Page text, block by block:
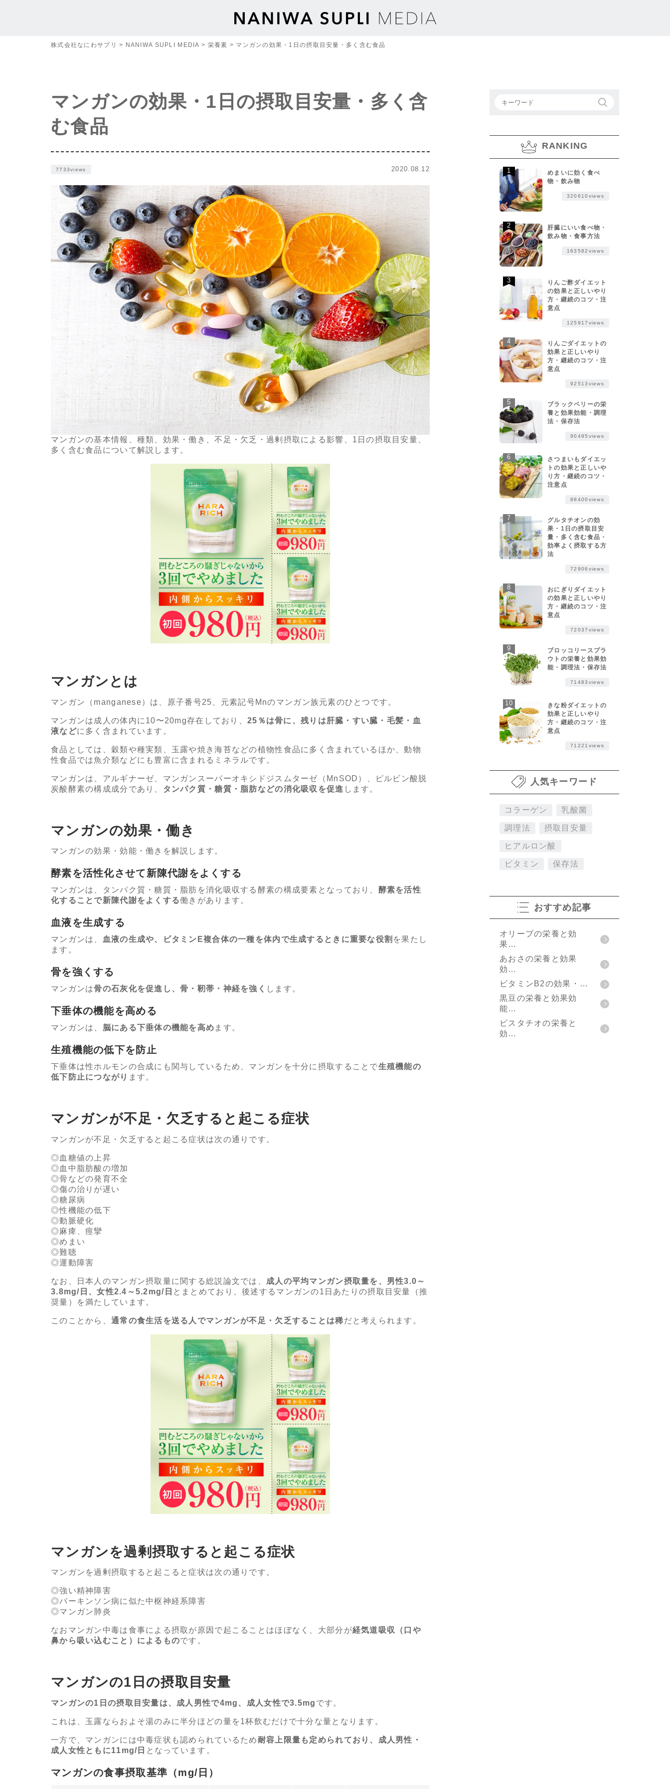
株式会社なにわサプリ > NANIWA SUPLI MEDIA > 栄養素 > マンガンの効果・1日の摂取目安量・多く含む食品
マンガンの効果・1日の摂取目安量・多く含
む食品
7733views 2020.08.12
マンガンの基本情報、種類、効果・働き、不足・欠乏・過剰摂取による影響、1日の摂取目安量、
多く含む食品について解説します。
マンガンとは
マンガン（manganese）は、原子番号25、元素記号Mnのマンガン族元素のひとつです。
マンガンは成人の体内に10〜20mg存在しており、 25％は骨に、残りは肝臓・すい臓・毛髪・血
液などに多く含まれています。
食品としては、穀類や種実類、玉露や焼き海苔などの植物性食品に多く含まれているほか、動物
性食品では魚介類などにも豊富に含まれるミネラルです。
マンガンは、アルギナーゼ、マンガンスーパーオキシドジスムターゼ（MnSOD）、ピルビン酸脱
炭酸酵素の構成成分であり、
タンパク質・糖質・脂肪などの消化吸収を促進 します。
マンガンの効果・働き
マンガンの効果・効能・働きを解説します。
酵素を活性化させて新陳代謝をよくする
マンガンは、タンパク質・糖質・脂肪を消化吸収する酵素の構成要素となっており、 酵素を活性
化することで新陳代謝をよくする働きがあります。
血液を生成する
マンガンは、 血液の生成や、ビタミンE複合体の一種を体内で生成するときに重要な役割 を果たし
ます。
骨を強くする
マンガンは骨の石灰化を促進し、骨・靭帯・神経を強く します。
下垂体の機能を高める
マンガンは、 脳にある下垂体の機能を高め ます。
生殖機能の低下を防止
下垂体は性ホルモンの合成にも関与しているため、マンガンを十分に摂取することで生殖機能の
低下防止につながり ます。
マンガンが不足・欠乏すると起こる症状
マンガンが不足・欠乏すると起こる症状は次の通りです。
血糖値の上昇
血中脂肪酸の増加
骨などの発育不全
傷の治りが遅い
糖尿病
性機能の低下
動脈硬化
麻痺、痙攣
めまい
難聴
運動障害
なお、日本人のマンガン摂取量に関する総説論文では、 成人の平均マンガン摂取量を、男性3.0～
3.8mg/日、女性2.4～5.2mg/日 とまとめており、後述するマンガンの1日あたりの摂取目安量（推
奨量）を満たしています。
このことから、 通常の食生活を送る人でマンガンが不足・欠乏することは稀だと考えられます。
マンガンを過剰摂取すると起こる症状
マンガンを過剰摂取すると起こると症状は次の通りです。
強い精神障害
パーキンソン病に似た中枢神経系障害
マンガン肺炎
なおマンガン中毒は食事による摂取が原因で起こることはほぼなく、大部分が経気道吸収（口や
鼻から吸い込むこと）によるものです。
マンガンの1日の摂取目安量
マンガンの1日の摂取目安量は、成人男性で4mg、成人女性で3.5mg です。
これは、玉露ならおよそ湯のみに半分ほどの量を1杯飲むだけで十分な量となります。
一方で、マンガンには中毒症状も認められているため耐容上限量も定められており、成人男性・
成人女性ともに11mg/日 となっています。
マンガンの食事摂取基準（mg/日）
RANKING
めまいに効く食べ
物・飲み物
320610views
肝臓にいい食べ物・
飲み物・食事方法
163582views
りんご酢ダイエット
の効果と正しいやり
方・継続のコツ・注
意点
125917views
りんごダイエットの
効果と正しいやり
方・継続のコツ・注
意点
92513views
ブラックベリーの栄
養と効果効能・調理
法・保存法
90495views
さつまいもダイエッ
トの効果と正しいや
り方・継続のコツ・
注意点
88400views
グルタチオンの効
果・1日の摂取目安
量・多く含む食品・
効率よく摂取する方
法
72906views
おにぎりダイエット
の効果と正しいやり
方・継続のコツ・注
意点
72037views
ブロッコリースプラ
ウトの栄養と効果効
能・調理法・保存法
71483views
きな粉ダイエットの
効果と正しいやり
方・継続のコツ・注
意点
71221views
人気キーワード
コラーゲン 乳酸菌
調理法 摂取目安量
ヒアルロン酸
ビタミン 保存法
おすすめ記事
オリーブの栄養と効
果…
あおさの栄養と効果
効…
ビタミンB2の効果・…
黒豆の栄養と効果効
能…
ピスタチオの栄養と
効…